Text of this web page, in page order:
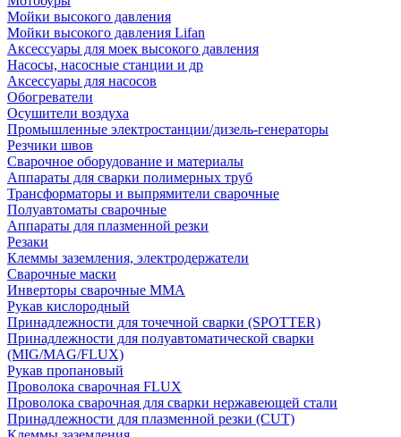
Мойки высокого давления
Мойки высокого давления Lifan
Аксессуары для моек высокого давления
Насосы, насосные станции и др
Аксессуары для насосов
Обогреватели
Осушители воздуха
Промышленные электростанции/дизель-генераторы
Резчики швов
Сварочное оборудование и материалы
Аппараты для сварки полимерных труб
Трансформаторы и выпрямители сварочные
Полуавтоматы сварочные
Аппараты для плазменной резки
Резаки
Клеммы заземления, электродержатели
Сварочные маски
Инверторы сварочные ММА
Рукав кислородный
Принадлежности для точечной сварки (SPOTTER)
Принадлежности для полуавтоматической сварки
(MIG/MAG/FLUX)
Рукав пропановый
Проволока сварочная FLUX
Проволока сварочная для сварки нержавеющей стали
Принадлежности для плазменной резки (CUT)